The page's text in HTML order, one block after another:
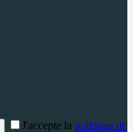
J'accepte la politique de